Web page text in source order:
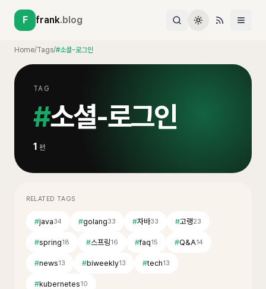
F frank.blog
Home/Tags/#소셜-로그인
TAG
#소셜-로그인
1 편
RELATED TAGS
#java34 #golang33 #자바33 #고랭23
#spring18 #스프링16 #faq15 #Q&A14
#news13 #biweekly13 #tech13
#kubernetes10